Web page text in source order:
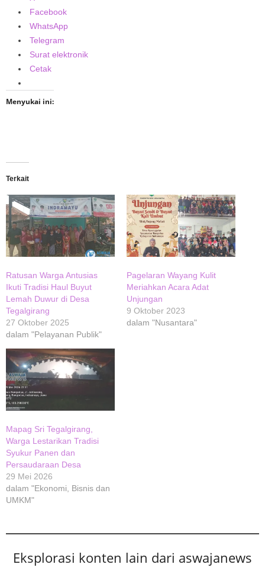
Facebook
WhatsApp
Telegram
Surat elektronik
Cetak
Menyukai ini:
Terkait
Ratusan Warga Antusias
Ikuti Tradisi Haul Buyut
Lemah Duwur di Desa
Tegalgirang
27 Oktober 2025
dalam "Pelayanan Publik"
Pagelaran Wayang Kulit
Meriahkan Acara Adat
Unjungan
9 Oktober 2023
dalam "Nusantara"
Mapag Sri Tegalgirang,
Warga Lestarikan Tradisi
Syukur Panen dan
Persaudaraan Desa
29 Mei 2026
dalam "Ekonomi, Bisnis dan
UMKM"
Eksplorasi konten lain dari aswajanews